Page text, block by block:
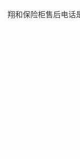
翔和保险柜售后电话